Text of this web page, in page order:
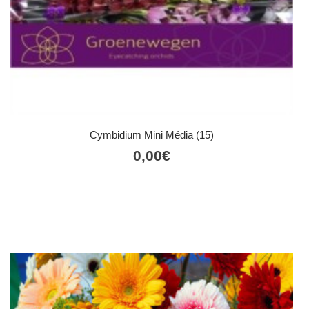
Cymbidium Mini Média (15)
0,00€